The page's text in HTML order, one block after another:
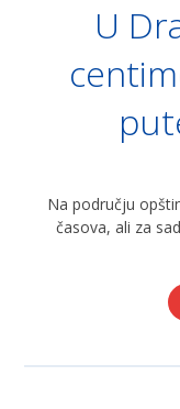
U
Na području
časova, ali za